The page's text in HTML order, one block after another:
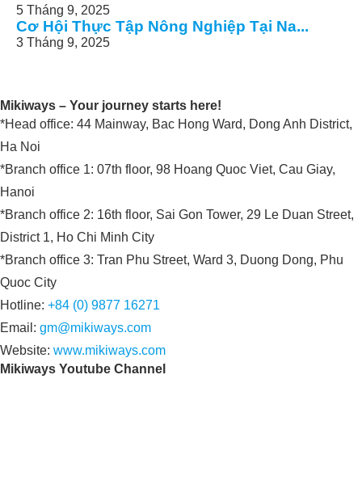
5 Tháng 9, 2025
Cơ Hội Thực Tập Nông Nghiệp Tại Na...
3 Tháng 9, 2025
Mikiways – Your journey starts here!
*Head office: 44 Mainway, Bac Hong Ward, Dong Anh District,
Ha Noi
*Branch office 1: 07th floor, 98 Hoang Quoc Viet, Cau Giay,
Hanoi
*Branch office 2: 16th floor, Sai Gon Tower, 29 Le Duan Street,
District 1, Ho Chi Minh City
*Branch office 3: Tran Phu Street, Ward 3, Duong Dong, Phu
Quoc City
Hotline: +84 (0) 9877 16271
Email: gm@mikiways.com
Website: www.mikiways.com
Mikiways Youtube Channel